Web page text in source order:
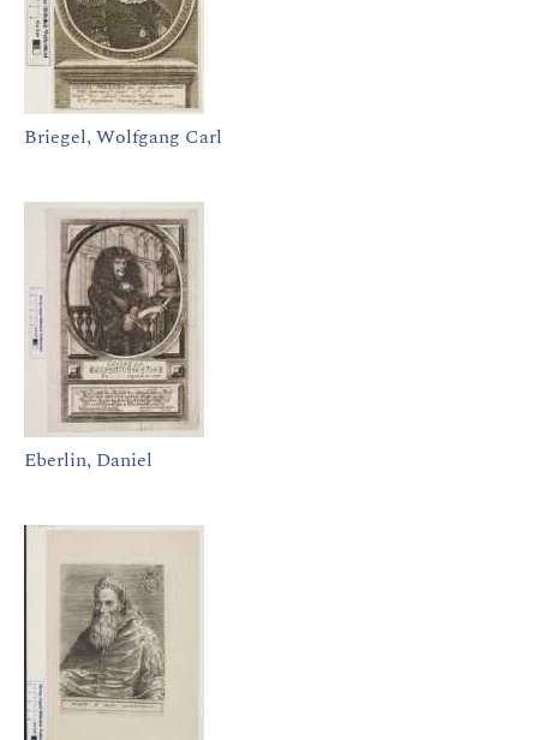
Briegel, Wolfgang Carl
Eberlin, Daniel